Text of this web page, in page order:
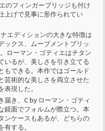
のフィンガーブリッジも付け
上げで見事に形作られてい
エディションの大きな特徴は
ックス、ムーブメントブリッ
ローマン・ゴティエはチタン
いるが、美しさを引き立てる
もできる。本作ではゴールド
芸術的な美しさを両立させた
表現した。
届き、C by ローマン・ゴティ
鏡面でフォルムが際立つ。本
ンケースもあるが、どちらの
有する。